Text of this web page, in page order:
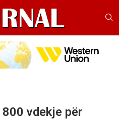
vdekje për